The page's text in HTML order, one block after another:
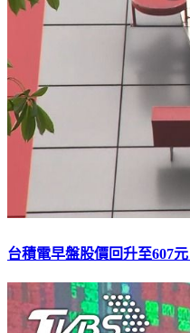
台積電早盤股價回升至607